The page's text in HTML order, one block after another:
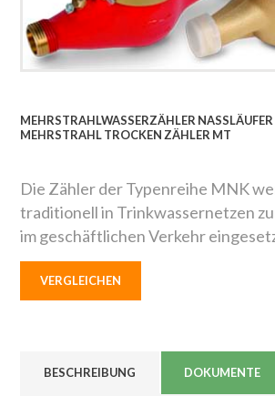
MEHRSTRAHLWASSERZÄHLER
MEHRSTRAHL TROCKEN ZÄHLER MT
Die Zähler der Typenreihe MNK
traditionell in Trinkwassernetzen
im geschäftlichen Verkehr
VERGLEICHEN
BESCHREIBUNG DOKUMENTE